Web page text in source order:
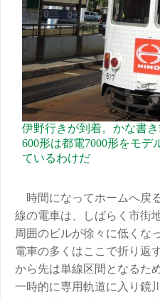
伊野行きが到着。かな書
600形は都電7000形をモ
ているわけだ
時間になってホームへ戻
線の電車は、しばらく市街
周囲のビルが徐々に低くな
電車の多くはここで折り返
から先は単線区間となるた
一時的に専用軌道に入り鏡